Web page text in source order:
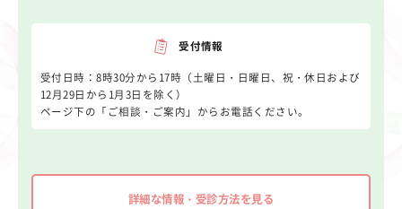
受付情報
受付日時：8時30分から17時（土曜日・日曜日、祝・休日および
12月29日から1月3日を除く）
ページ下の「ご相談・ご案内」からお電話ください。
詳細な情報・受診方法を見る